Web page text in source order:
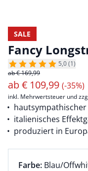
SALE
Fancy
5,0 (1)
ab € 169,99
ab€ 109,99 (-35%)
inkl. Mehrwertsteuer und
italienisches
produziert in
Farbauswahl:
Farbe: aktuell
Blau/